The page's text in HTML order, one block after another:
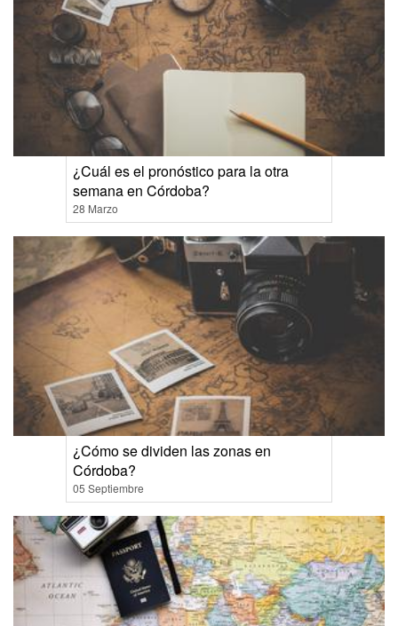
¿Cuál es el pronóstico para la otra
semana en Córdoba?
28 Marzo
¿Cómo se dividen las zonas en
Córdoba?
05 Septiembre